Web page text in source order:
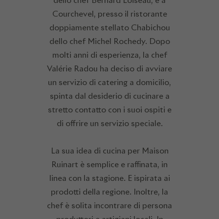
Courchevel, presso il ristorante
doppiamente stellato Chabichou
dello chef Michel Rochedy. Dopo
molti anni di esperienza, la chef
Valérie Radou ha deciso di avviare
un servizio di catering a domicilio,
spinta dal desiderio di cucinare a
stretto contatto con i suoi ospiti e
di offrire un servizio speciale.
La sua idea di cucina per Maison
Ruinart è semplice e raffinata, in
linea con la stagione. E ispirata ai
prodotti della regione. Inoltre, la
chef è solita incontrare di persona